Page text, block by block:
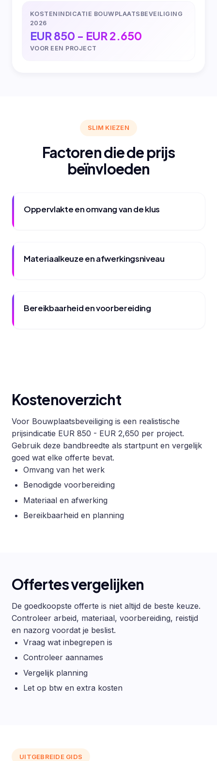
KOSTENINDICATIE BOUWPLAATSBEVEILIGING
2026
EUR 850 - EUR 2.650
VOOR EEN PROJECT
SLIM KIEZEN
Factoren die de prijs
beïnvloeden
Oppervlakte en omvang van de klus
Materiaalkeuze en afwerkingsniveau
Bereikbaarheid en voorbereiding
Kostenoverzicht
Voor Bouwplaatsbeveiliging is een realistische
prijsindicatie EUR 850 - EUR 2,650 per project.
Gebruik deze bandbreedte als startpunt en vergelijk
goed wat elke offerte bevat.
Omvang van het werk
Benodigde voorbereiding
Materiaal en afwerking
Bereikbaarheid en planning
Offertes vergelijken
De goedkoopste offerte is niet altijd de beste keuze.
Controleer arbeid, materiaal, voorbereiding, reistijd
en nazorg voordat je beslist.
Vraag wat inbegrepen is
Controleer aannames
Vergelijk planning
Let op btw en extra kosten
UITGEBREIDE GIDS